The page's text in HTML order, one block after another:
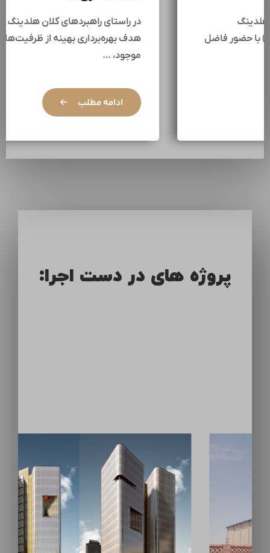
سومین جلسه اتاق فکر ساختمان هلدینگ
سرمایه‌گذاری سیمان تأمین (سیتا) با حضور فاضل
عبیات،جمعی از مدیران …
پروژه های در دست اجرا: